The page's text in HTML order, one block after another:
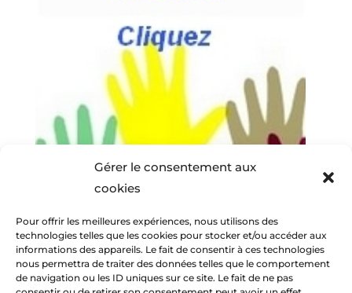
Gérer le consentement aux
cookies
Pour offrir les meilleures expériences, nous utilisons des
technologies telles que les cookies pour stocker et/ou accéder aux
informations des appareils. Le fait de consentir à ces technologies
nous permettra de traiter des données telles que le comportement
de navigation ou les ID uniques sur ce site. Le fait de ne pas